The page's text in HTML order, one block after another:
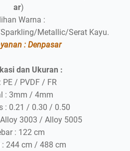
ar)
Warna :
Metallic/Serat Kayu.
: Denpasar
dan Ukuran :
PE / PVDF / FR
: 3mm / 4mm
: 0.21 / 0.30 / 0.50
3003 / Alloy 5005
: 122 cm
: 244 cm / 488 cm